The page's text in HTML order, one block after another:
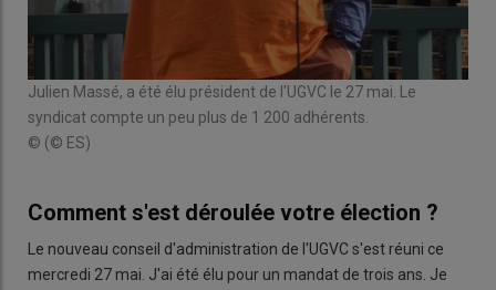
Julien Massé, a été élu président de l'UGVC le 27 mai. Le
syndicat compte un peu plus de 1 200 adhérents.
© (© ES)
Comment s'est déroulée votre élection ?
Le nouveau conseil d'administration de l'UGVC s'est réuni ce
mercredi 27 mai. J'ai été élu pour un mandat de trois ans. Je